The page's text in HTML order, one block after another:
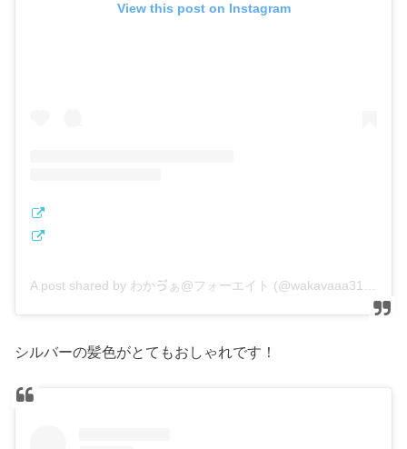
View this post on Instagram
A post shared by わかゔぁ@フォーエイト (@wakavaaa3150)
シルバーの髪色がとてもおしゃれです！